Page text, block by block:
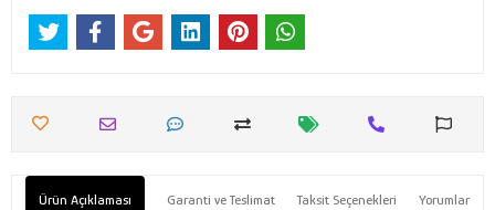
Ürün Açıklaması Garanti ve Teslimat Taksit Seçenekleri Yorumlar